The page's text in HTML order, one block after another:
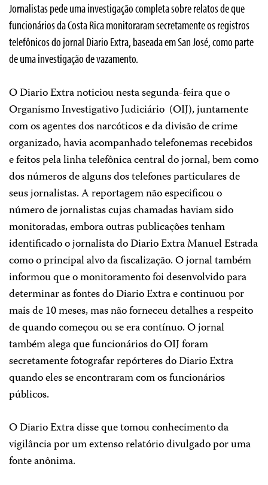
Jornalistas pede uma investigação completa sobre relatos de que
funcionários da Costa Rica monitoraram secretamente os registros
telefônicos do jornal Diario Extra, baseada em San José, como parte
de uma investigação de vazamento.
O Diario Extra noticiou nesta segunda-feira que o
Organismo Investigativo Judiciário (OIJ), juntamente
com os agentes dos narcóticos e da divisão de crime
organizado, havia acompanhado telefonemas recebidos
e feitos pela linha telefônica central do jornal, bem como
dos números de alguns dos telefones particulares de
seus jornalistas. A reportagem não especificou o
número de jornalistas cujas chamadas haviam sido
monitoradas, embora outras publicações tenham
identificado o jornalista do Diario Extra Manuel Estrada
como o principal alvo da fiscalização. O jornal também
informou que o monitoramento foi desenvolvido para
determinar as fontes do Diario Extra e continuou por
mais de 10 meses, mas não forneceu detalhes a respeito
de quando começou ou se era contínuo. O jornal
também alega que funcionários do OIJ foram
secretamente fotografar repórteres do Diario Extra
quando eles se encontraram com os funcionários
públicos.
O Diario Extra disse que tomou conhecimento da
vigilância por um extenso relatório divulgado por uma
fonte anônima.